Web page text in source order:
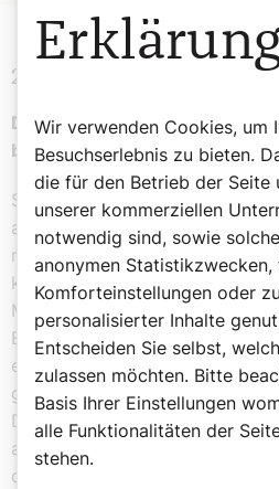
2. Lesung 2. Brief des
Die Wiederkunft des Herrn ist
beruht auf den Erfahrungen
Schwestern und Brüder! Wir
ausgedachten Geschichten
machtvolle Ankunft unseres
kundtaten, sondern wir waren
Macht und Größe. Denn er hat
Ehre und Herrlichkeit
erhabener Herrlichkeit an ihn
geliebter Sohn, an dem ich
Diese Stimme, die vom Himmel
als wir mit ihm auf dem
das Wort der Propheten für
Wir verwenden Cookies, um
Besuchserlebnis zu bieten.
die für den Betrieb der Seite
unserer kommerziellen
notwendig sind, sowie
anonymen Statistikzwecken,
Komforteinstellungen oder
personalisierter Inhalte
Entscheiden Sie selbst,
zulassen möchten. Bitte
Basis Ihrer Einstellungen
alle Funktionalitäten der
stehen.